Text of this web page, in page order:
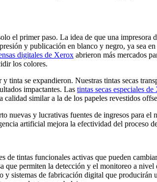
el primer paso. La idea de que una
y publicación en blanco y negro, ya sea
digitales de Xerox abrieron más mercados
los colores.
tinta se expandieron. Nuestras tintas secas
impactantes. Las tintas secas especiales
similar a la de los papeles revestidos
nuevas y lucrativas fuentes de ingresos para
artificial mejora la efectividad del proceso
de tintas funcionales activas que pueden
que permiten la detección y el monitoreo a
y sistemas de fabricación digital que